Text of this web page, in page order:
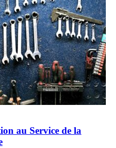
au Service de la